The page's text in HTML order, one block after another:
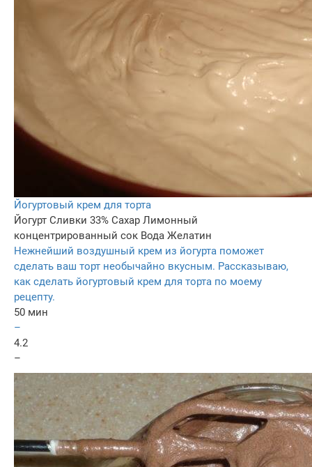
Йогуртовый крем для торта
Йогурт Сливки 33% Сахар Лимонный
концентрированный сок Вода Желатин
Нежнейший воздушный крем из йогурта поможет
сделать ваш торт необычайно вкусным. Рассказываю,
как сделать йогуртовый крем для торта по моему
рецепту.
50 мин
–
4.2
–